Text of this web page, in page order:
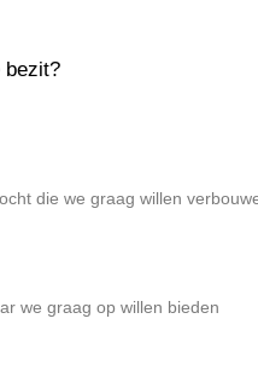
bezit?
die we graag willen
we graag op willen bieden